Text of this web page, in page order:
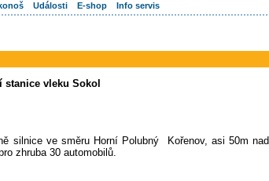
Události E-shop Info servis
vleku Sokol
silnice ve směru Horní Polubný ­ Kořenov, asi 50m nad
zhruba 30 automobilů.